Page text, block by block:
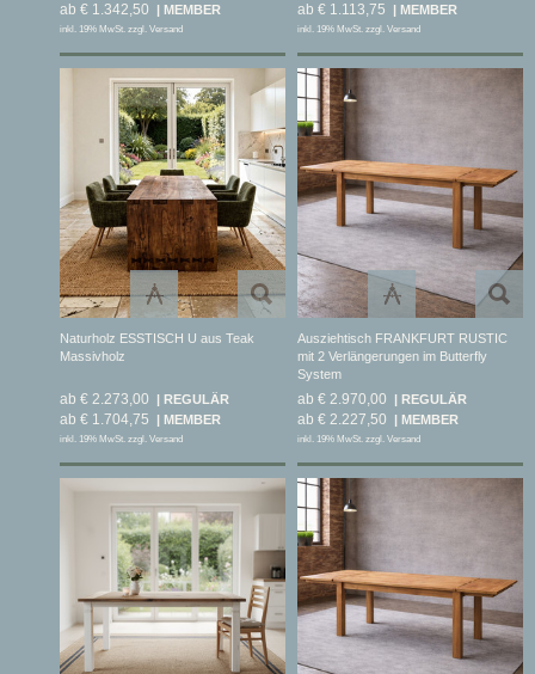
ab € 1.342,50
inkl. 19% MwSt. zzgl. Versand
ab € 1.113,75
inkl. 19% MwSt. zzgl. Versand
Naturholz ESSTISCH U aus Teak
Massivholz
ab € 2.273,00
ab € 1.704,75
inkl. 19% MwSt. zzgl. Versand
Ausziehtisch FRANKFURT RUSTIC
mit 2 Verlängerungen im Butterfly
System
ab € 2.970,00
ab € 2.227,50
inkl. 19% MwSt. zzgl. Versand